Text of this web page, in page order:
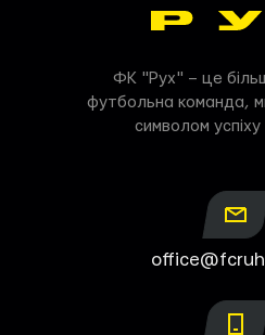
ФК "Рух" – це
футбольна команда,
символом